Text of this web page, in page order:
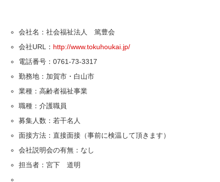
会社名：社会福祉法人 篤豊会
会社URL： http://www.tokuhoukai.jp/
電話番号：0761-73-3317
勤務地：加賀市・白山市
業種：高齢者福祉事業
職種：介護職員
募集人数：若干名人
面接方法：直接面接（事前に検温して頂きます）
会社説明会の有無：なし
担当者：宮下 道明